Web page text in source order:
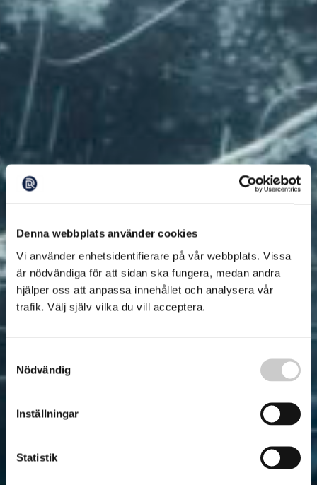
Denna webbplats använder cookies
Vi använder enhetsidentifierare på vår webbplats. Vissa
är nödvändiga för att sidan ska fungera, medan andra
hjälper oss att anpassa innehållet och analysera vår
trafik. Välj själv vilka du vill acceptera.
Nödvändig
Inställningar
Statistik